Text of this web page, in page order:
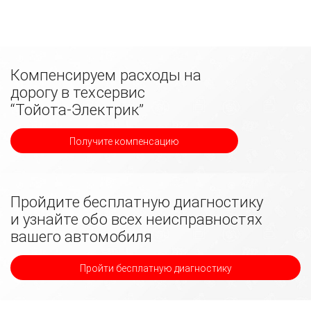
Компенсируем расходы на
дорогу в техсервис
“Тойота-Электрик”
Получите компенсацию
Пройдите бесплатную диагностику
и узнайте обо всех неисправностях
вашего автомобиля
Пройти бесплатную диагностику